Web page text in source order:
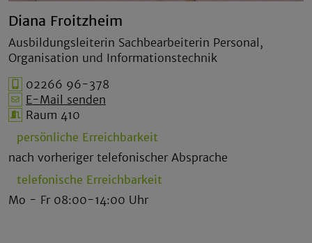
Diana Froitzheim
Ausbildungsleiterin Sachbearbeiterin Personal,
Organisation und Informationstechnik
02266 96-378
E-Mail senden
Raum 410
persönliche Erreichbarkeit
nach vorheriger telefonischer Absprache
telefonische Erreichbarkeit
Mo - Fr 08:00-14:00 Uhr